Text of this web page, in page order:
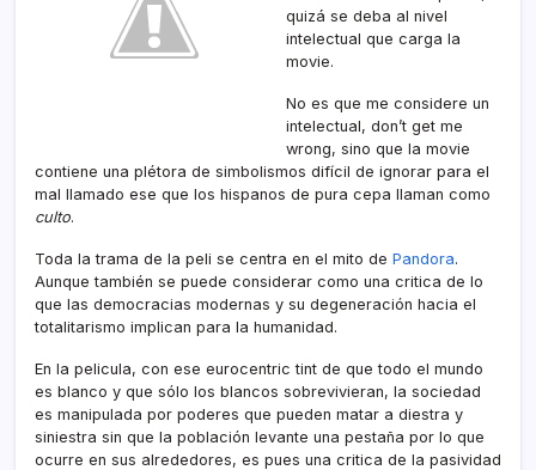
quizá se deba al nivel
intelectual que carga la
movie.
No es que me considere un
intelectual, don’t get me
wrong, sino que la movie
contiene una plétora de simbolismos difí­cil de ignorar para el
mal llamado ese que los hispanos de pura cepa llaman como
culto.
Toda la trama de la peli se centra en el mito de Pandora.
Aunque también se puede considerar como una critica de lo
que las democracias modernas y su degeneración hacia el
totalitarismo implican para la humanidad.
En la pelicula, con ese eurocentric tint de que todo el mundo
es blanco y que sólo los blancos sobrevivieran, la sociedad
es manipulada por poderes que pueden matar a diestra y
siniestra sin que la población levante una pestaña por lo que
ocurre en sus alrededores, es pues una critica de la pasividad